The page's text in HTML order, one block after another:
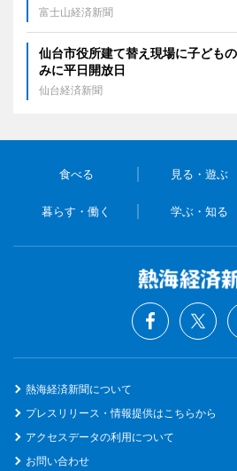
富士山経済新聞
仙台市役所建て替え現場に子ども
みに平日開放日
仙台経済新聞
食べる 見る・遊ぶ
暮らす・働く 学ぶ・知る
熱海経済新聞について
プレスリリース・情報提供はこちらから
アクセスデータの利用について
お問い合わせ